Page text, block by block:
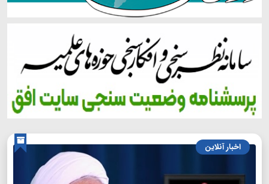
اخبار آنلاین